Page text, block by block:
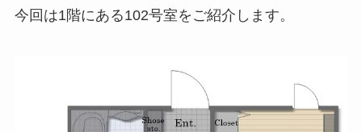
今回は1階にある102号室をご紹介します。